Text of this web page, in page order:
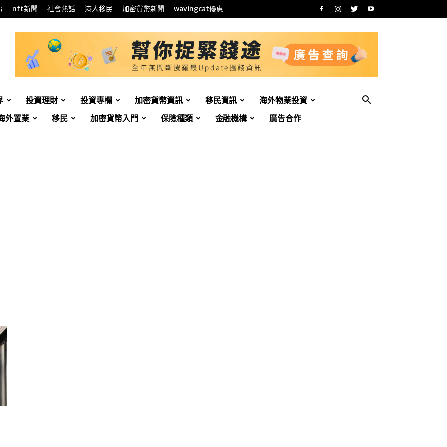
nft新聞 社會熱話 港人移民 加密貨幣新聞 wavingcat優惠
投資理財 投資專欄 加密貨幣資訊 移民資訊
海外物業投資
外置業
移民 加密貨幣入門 保險種類 金融機構 廣告合作